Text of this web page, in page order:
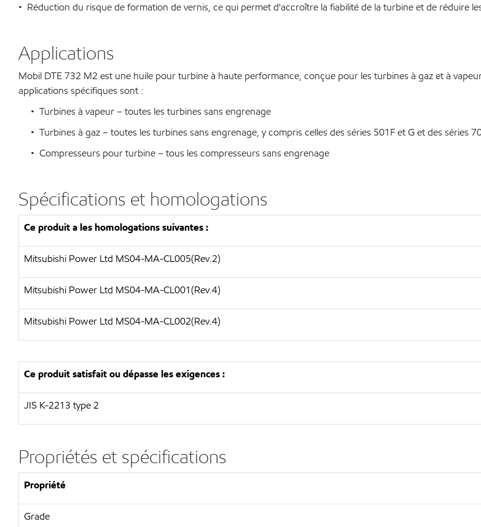
• Réduction du risque de formation de vernis, ce qui permet d'accroître la fiabilité de la turbine et de réduire
Applications
Mobil DTE 732 M2 est une huile pour turbine à haute performance, conçue pour les turbines à gaz et à
applications spécifiques sont :
• Turbines à vapeur – toutes les turbines sans engrenage
• Turbines à gaz – toutes les turbines sans engrenage, y compris celles des séries 501F et G et des séries
• Compresseurs pour turbine – tous les compresseurs sans engrenage
Spécifications et homologations
Ce produit a les homologations suivantes :
Mitsubishi Power Ltd MS04-MA-CL005(Rev.2)
Mitsubishi Power Ltd MS04-MA-CL001(Rev.4)
Mitsubishi Power Ltd MS04-MA-CL002(Rev.4)
Ce produit satisfait ou dépasse les exigences :
JIS K-2213 type 2
Propriétés et spécifications
Propriété
Grade